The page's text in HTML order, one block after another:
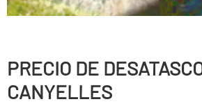
PRECIO DE
CANYELLES